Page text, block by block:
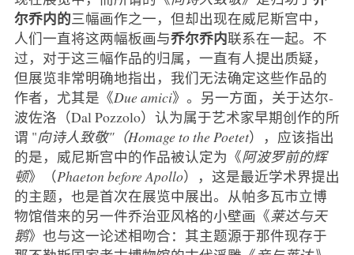
尔乔内的三幅画作之一，但却出现在威尼斯宫中，
人们一直将这两幅板画与乔尔乔内联系在一起。不
过，对于这三幅作品的归属，一直有人提出质疑，
但展览非常明确地指出，我们无法确定这些作品的
作者，尤其是《Due amici》。另一方面，关于达尔-
波佐洛（Dal Pozzolo）认为属于艺术家早期创作的所
谓 "向诗人致敬"（Homage to the Poetet），应该指出
的是，威尼斯宫中的作品被认定为《阿波罗前的辉
顿》（Phaeton before Apollo），这是最近学术界提出
的主题，也是首次在展览中展出。从帕多瓦市立博
物馆借来的另一件乔治亚风格的小壁画《莱达与天
鹅》也与这一论述相吻合：其主题源于那件现存于